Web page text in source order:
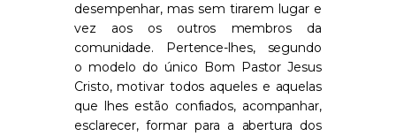
desempenhar, mas sem tirarem lugar e
vez aos os outros membros da
comunidade. Pertence-lhes, segundo
o modelo do único Bom Pastor Jesus
Cristo, motivar todos aqueles e aquelas
que lhes estão confiados, acompanhar,
esclarecer, formar para a abertura dos